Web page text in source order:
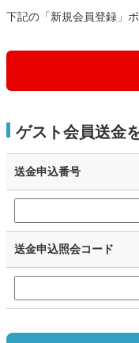
下記の「新規会員登録」
ゲスト会員送金
送金申込番号
送金申込照会コード